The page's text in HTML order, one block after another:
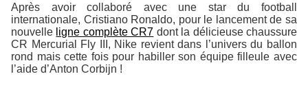
Après avoir collaboré avec une star du football
internationale, Cristiano Ronaldo, pour le lancement de sa
nouvelle ligne complète CR7 dont la délicieuse chaussure
CR Mercurial Fly III, Nike revient dans l’univers du ballon
rond mais cette fois pour habiller son équipe filleule avec
l’aide d’Anton Corbijn !